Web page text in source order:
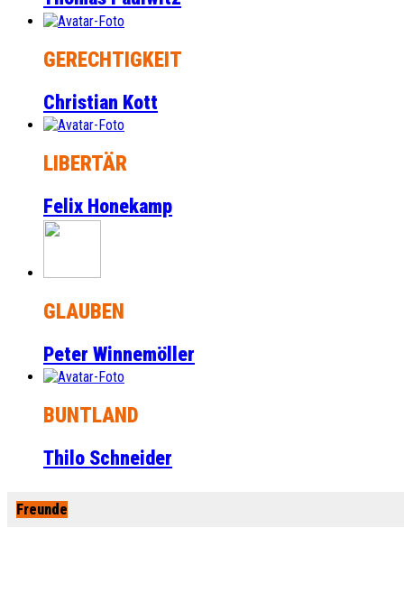
GERECHTIGKEIT
Christian Kott
LIBERTÄR
Felix Honekamp
GLAUBEN
Peter Winnemöller
BUNTLAND
Thilo Schneider
Freunde